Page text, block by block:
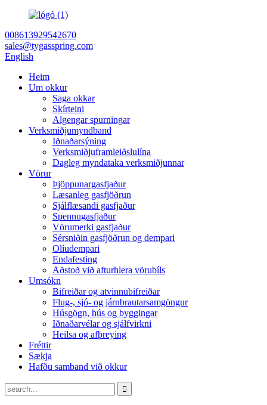
008613929542670
sales@tygasspring.com
English
Heim
Um okkur
Saga okkar
Skírteini
Algengar spurningar
Verksmiðjumyndband
Iðnaðarsýning
Verksmiðjuframleiðslulína
Dagleg myndataka verksmiðjunnar
Vörur
Þjöppunargasfjaður
Læsanleg gasfjöðrun
Sjálflæsandi gasfjaður
Spennugasfjaður
Vörumerki gasfjaður
Sérsniðin gasfjöðrun og dempari
Olíudempari
Endafesting
Aðstoð við afturhlera vörubíls
Umsókn
Bifreiðar og atvinnubifreiðar
Flug-, sjó- og járnbrautarsamgöngur
Húsgögn, hús og byggingar
Iðnaðarvélar og sjálfvirkni
Heilsa og afþreying
Fréttir
Sækja
Hafðu samband við okkur